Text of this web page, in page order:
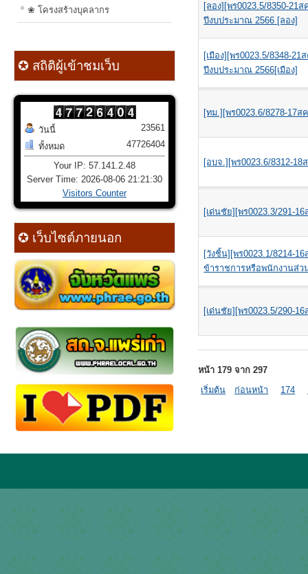
❀ โครงสร้างบุคลากร
✪ สถิติผู้เข้าชมเว็บ
วันนี้
ทั้งหมด
23561
47726404
Your IP: 57.141.2.48
Server Time: 2026-08-06 21:21:30
Visitors Counter
✪ เว็บไซต์ภายนอก
[ลอง][พร0023.5/8350-21
ปีงบประมาณ 2566 [ลอง]
[เมือง][พร0023.5/8348-
ปีงบประมาณ 2566[เมือง]
[ทม.][พร0023.6/8278-17
[อบจ.][พร0023.6/8312-
[เด่นชัย][พร0023.3/291-
[วังชิ้น][พร0023.1/8214-
ข้าราชการหรือพนักงานส่
[เด่นชัย][พร0023.5/290-
หน้า 179 จาก 297
เริ่มต้น
ก่อนหน้า 174